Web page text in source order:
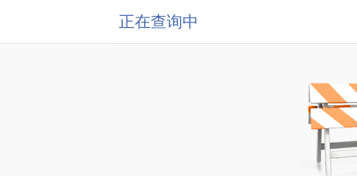
正在查询中